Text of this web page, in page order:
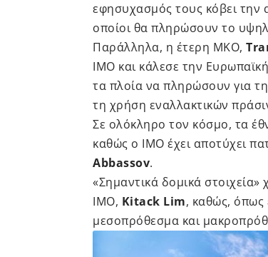
εφησυχασμός τους κόβει την
οποίοι θα πληρώσουν το
Παράλληλα, η έτερη ΜΚΟ,
ΙΜΟ και κάλεσε την
τα πλοία να πληρώσουν για
τη χρήση εναλλακτικών
Σε ολόκληρο τον κόσμο, τα
καθώς ο ΙΜΟ έχει αποτύχει
Abbassov.
«Σημαντικά δομικά
ΙΜΟ, Kitack Lim, καθώς, όπως
μεσοπρόθεσμα και